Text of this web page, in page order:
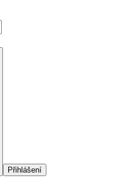
Přihlášení